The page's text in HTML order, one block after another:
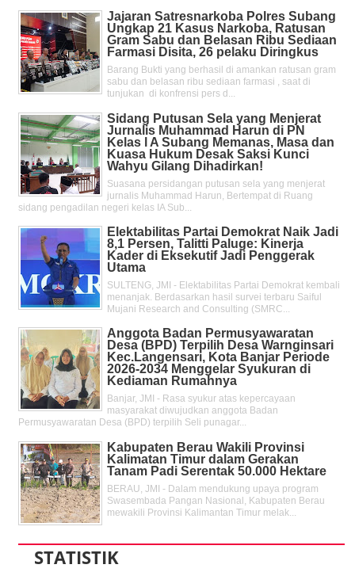
Jajaran Satresnarkoba Polres Subang
Ungkap 21 Kasus Narkoba, Ratusan
Gram Sabu dan Belasan Ribu Sediaan
Farmasi Disita, 26 pelaku Diringkus
Barang Bukti yang berhasil di amankan ratusan gram
sabu dan belasan ribu sediaan farmasi , saat di
tunjukan di konfrensi pers d...
Sidang Putusan Sela yang Menjerat
Jurnalis Muhammad Harun di PN
Kelas l A Subang Memanas, Masa dan
Kuasa Hukum Desak Saksi Kunci
Wahyu Gilang Dihadirkan!
Suasana persidangan putusan sela yang menjerat
jurnalis Muhammad Harun, Bertempat di Ruang
sidang pengadilan negeri kelas IA Sub...
Elektabilitas Partai Demokrat Naik Jadi
8,1 Persen, Talitti Paluge: Kinerja
Kader di Eksekutif Jadi Penggerak
Utama
SULTENG, JMI - Elektabilitas Partai Demokrat kembali
menanjak. Berdasarkan hasil survei terbaru Saiful
Mujani Research and Consulting (SMRC...
Anggota Badan Permusyawaratan
Desa (BPD) Terpilih Desa Warnginsari
Kec.Langensari, Kota Banjar Periode
2026-2034 Menggelar Syukuran di
Kediaman Rumahnya
Banjar, JMI - Rasa syukur atas kepercayaan
masyarakat diwujudkan anggota Badan
Permusyawaratan Desa (BPD) terpilih Seli punagar...
Kabupaten Berau Wakili Provinsi
Kalimatan Timur dalam Gerakan
Tanam Padi Serentak 50.000 Hektare
BERAU, JMI - Dalam mendukung upaya program
Swasembada Pangan Nasional, Kabupaten Berau
mewakili Provinsi Kalimantan Timur melak...
STATISTIK